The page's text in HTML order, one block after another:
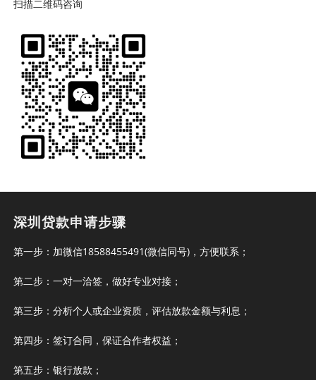
扫描二维码咨询
深圳贷款申请步骤
第一步：加微信18588455491(微信同号)，方便联系；
第二步：一对一洽签，做好专业对接；
第三步：分析个人或企业资质，评估放款金额与利息；
第四步：签订合同，保证合作者权益；
第五步：银行放款；